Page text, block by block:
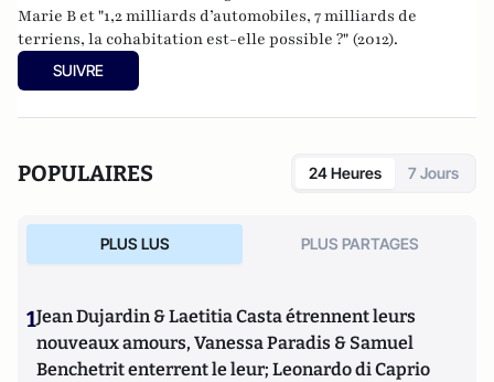
Marie B et "1,2 milliards d’automobiles, 7 milliards de
terriens, la cohabitation est-elle possible ?" (2012).
SUIVRE
POPULAIRES 24 Heures 7 Jours
PLUS LUS PLUS PARTAGES
1Jean Dujardin & Laetitia Casta étrennent leurs
nouveaux amours, Vanessa Paradis & Samuel
Benchetrit enterrent le leur; Leonardo di Caprio